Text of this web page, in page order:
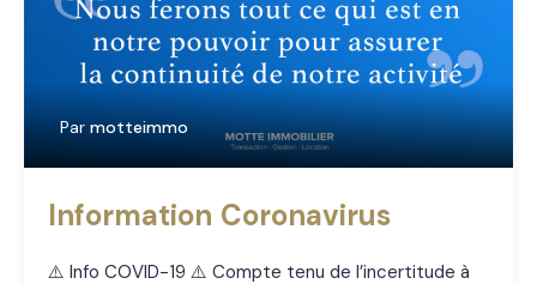
Par motteimmo
Information Coronavirus
⚠️ Info COVID-19 ⚠️ Compte tenu de l’incertitude à